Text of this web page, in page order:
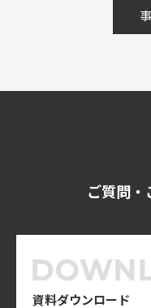
ご質問・
資料ダウンロード